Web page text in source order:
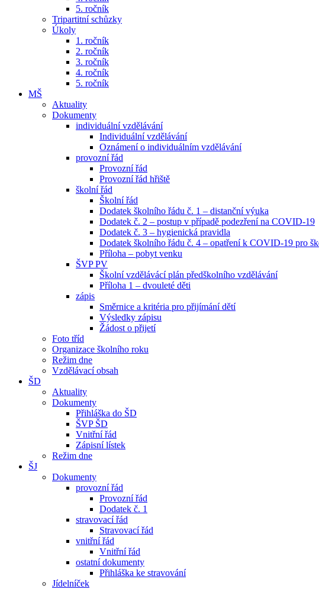
5. ročník
Tripartitní schůzky
Úkoly
1. ročník
2. ročník
3. ročník
4. ročník
5. ročník
MŠ
Aktuality
Dokumenty
individuální vzdělávání
Individuální vzdělávání
Oznámení o individuálním vzdělávání
provozní řád
Provozní řád
Provozní řád hřiště
školní řád
Školní řád
Dodatek školního řádu č. 1 – distanční výuka
Dodatek č. 2 – postup v případě podezření na COVID-19
Dodatek č. 3 – hygienická pravidla
Dodatek školního řádu č. 4 – opatření k COVID-19 pro
Příloha – pobyt venku
ŠVP PV
Školní vzdělávácí plán předškolního vzdělávání
Příloha 1 – dvouleté děti
zápis
Směrnice a kritéria pro přijímání dětí
Výsledky zápisu
Žádost o přijetí
Foto tříd
Organizace školního roku
Režim dne
Vzdělávací obsah
ŠD
Aktuality
Dokumenty
Přihláška do ŠD
ŠVP ŠD
Vnitřní řád
Zápisní lístek
Režim dne
ŠJ
Dokumenty
provozní řád
Provozní řád
Dodatek č. 1
stravovací řád
Stravovací řád
vnitřní řád
Vnitřní řád
ostatní dokumenty
Přihláška ke stravování
Jídelníček